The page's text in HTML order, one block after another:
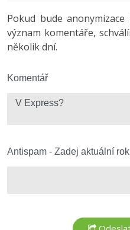
WordPress
Umělá inteligence
Fórum
Windows
Kybernetická
Fórum
Pokud bude
význam komentáře,
několik dní.
Komentář
Antispam - Zadej aktuální rok